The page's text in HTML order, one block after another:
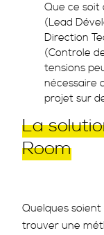
Que ce soit
(Lead
Direction
(Controle
tensions
nécessaire
projet sur
La
Room
Quelques
trouver une